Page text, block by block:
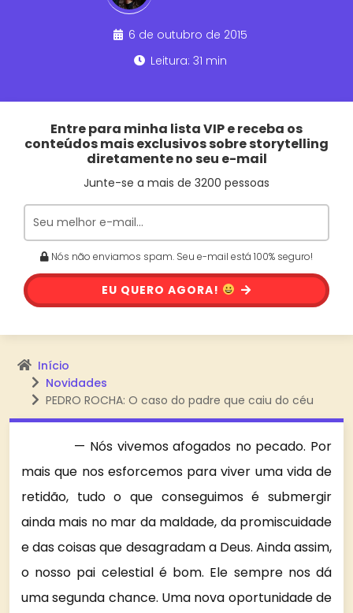
6 de outubro de 2015
Leitura: 31 min
Entre para minha lista VIP e receba os
conteúdos mais exclusivos sobre storytelling
diretamente no seu e-mail
Junte-se a mais de 3200 pessoas
Nós não enviamos spam. Seu e-mail está 100% seguro!
EU QUERO AGORA!
Início
Novidades
PEDRO ROCHA: O caso do padre que caiu do céu
— Nós vivemos afogados no pecado. Por
mais que nos esforcemos para viver uma vida de
retidão, tudo o que conseguimos é submergir
ainda mais no mar da maldade, da promiscuidade
e das coisas que desagradam a Deus. Ainda assim,
o nosso pai celestial é bom. Ele sempre nos dá
uma segunda chance. Uma nova oportunidade de